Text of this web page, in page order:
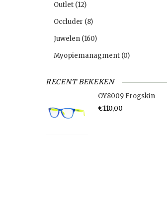
Outlet (12)
Occluder (8)
Juwelen (160)
Myopiemanagment (0)
RECENT BEKEKEN
OY8009 Frogskin
€110,00